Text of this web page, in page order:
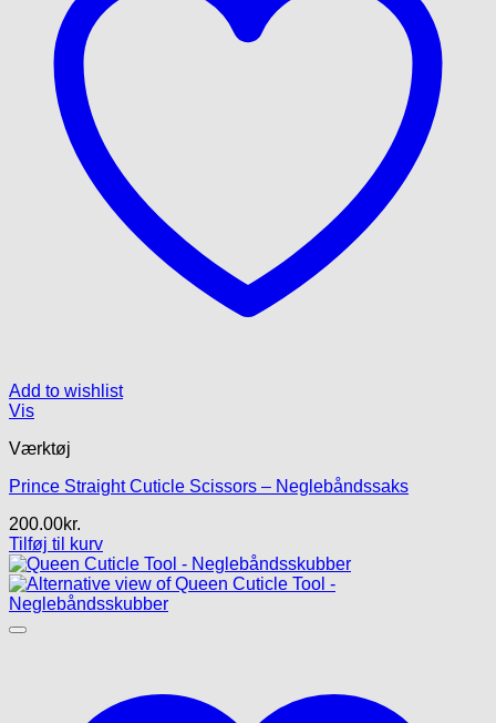
Add to wishlist
Vis
Værktøj
Prince Straight Cuticle Scissors – Neglebåndssaks
200.00kr.
Tilføj til kurv